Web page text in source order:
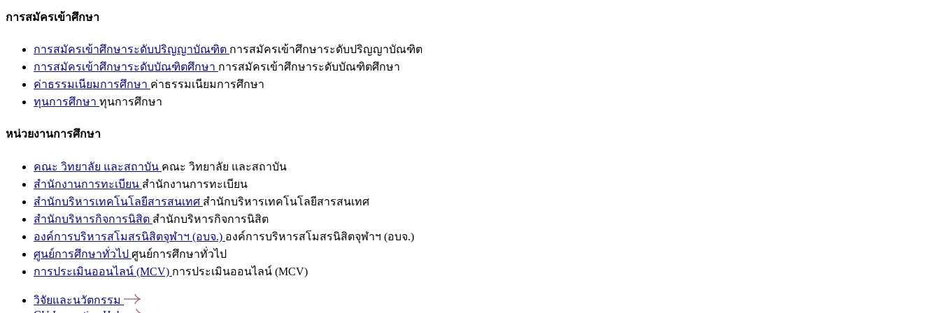
การสมัครเข้าศึกษา
การสมัครเข้าศึกษาระดับปริญญาบัณฑิต การสมัครเข้าศึกษาระดับปริญญาบัณฑิต
การสมัครเข้าศึกษาระดับบัณฑิตศึกษา การสมัครเข้าศึกษาระดับบัณฑิตศึกษา
ค่าธรรมเนียมการศึกษา ค่าธรรมเนียมการศึกษา
ทุนการศึกษา ทุนการศึกษา
หน่วยงานการศึกษา
คณะ วิทยาลัย และสถาบัน คณะ วิทยาลัย และสถาบัน
สำนักงานการทะเบียน สำนักงานการทะเบียน
สำนักบริหารเทคโนโลยีสารสนเทศ สำนักบริหารเทคโนโลยีสารสนเทศ
สำนักบริหารกิจการนิสิต สำนักบริหารกิจการนิสิต
องค์การบริหารสโมสรนิสิตจุฬาฯ (อบจ.) องค์การบริหารสโมสรนิสิตจุฬาฯ (อบจ.)
ศูนย์การศึกษาทั่วไป ศูนย์การศึกษาทั่วไป
การประเมินออนไลน์ (MCV) การประเมินออนไลน์ (MCV)
วิจัยและนวัตกรรม